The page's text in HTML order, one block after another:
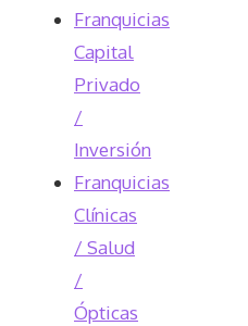
Franquicias
Capital
Privado
/
Inversión
Franquicias
Clínicas
/ Salud
/
Ópticas